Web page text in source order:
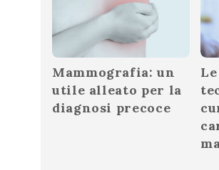
Mammografia: un
utile alleato per la
diagnosi precoce